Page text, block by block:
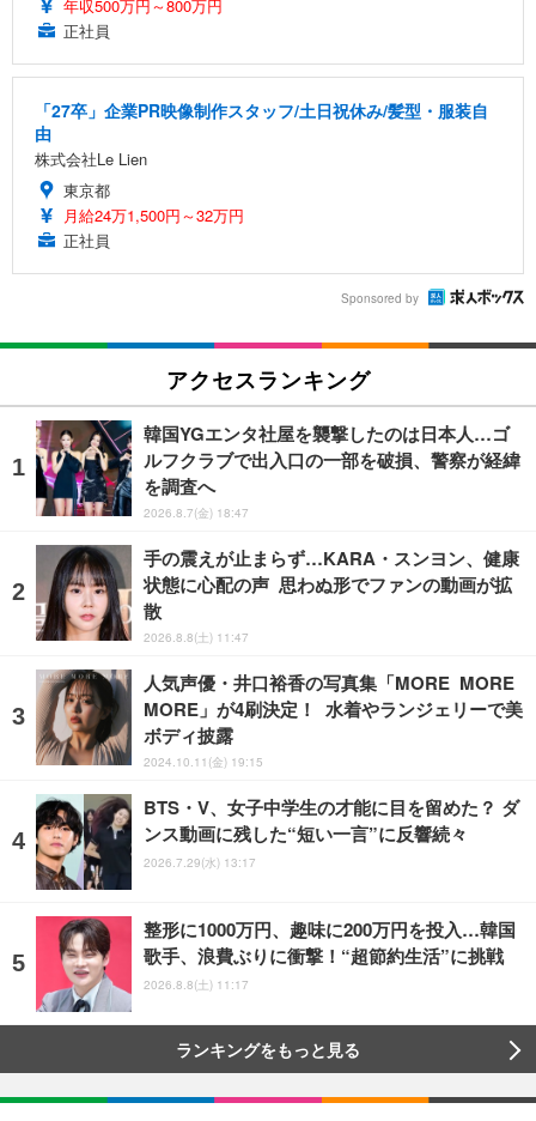
年収500万円～800万円
正社員
「27卒」企業PR映像制作スタッフ/土日祝休み/髪型・服装自
由
株式会社Le Lien
東京都
月給24万1,500円～32万円
正社員
Sponsored by
アクセスランキング
韓国YGエンタ社屋を襲撃したのは日本人…ゴ
ルフクラブで出入口の一部を破損、警察が経緯
を調査へ
2026.8.7(金) 18:47
手の震えが止まらず…KARA・スンヨン、健康
状態に心配の声 思わぬ形でファンの動画が拡
散
2026.8.8(土) 11:47
人気声優・井口裕香の写真集「MORE MORE
MORE」が4刷決定！ 水着やランジェリーで美
ボディ披露
2024.10.11(金) 19:15
BTS・V、女子中学生の才能に目を留めた？ ダ
ンス動画に残した“短い一言”に反響続々
2026.7.29(水) 13:17
整形に1000万円、趣味に200万円を投入…韓国
歌手、浪費ぶりに衝撃！“超節約生活”に挑戦
2026.8.8(土) 11:17
ランキングをもっと見る